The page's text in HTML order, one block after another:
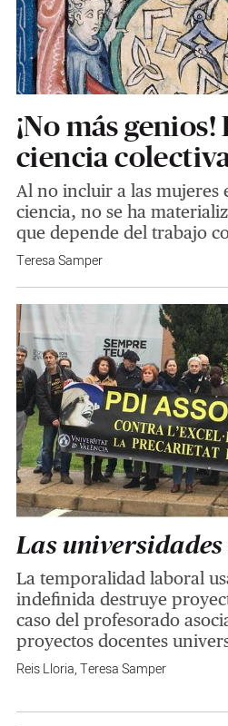
¡No más
ciencia
Al no incluir a las mujeres
ciencia, no se ha
que depende del trabajo
Teresa Samper
Las
La temporalidad laboral
indefinida destruye
caso del profesorado
proyectos docentes
Reis Lloria,Teresa Samper